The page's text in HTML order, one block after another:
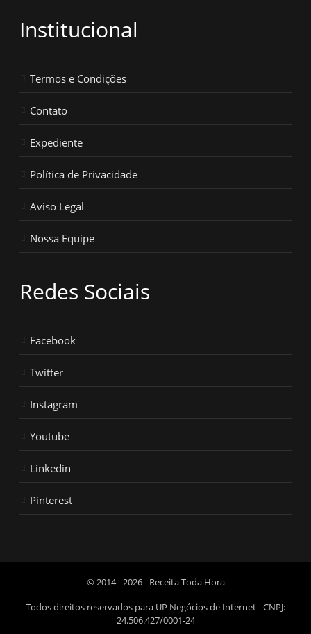
Institucional
Termos e Condições
Contato
Expediente
Política de Privacidade
Aviso Legal
Nossa Equipe
Redes Sociais
Facebook
Twitter
Instagram
Youtube
Linkedin
Pinterest
© 2014 - 2026 - Receita Toda Hora
Todos direitos reservados para UP Negócios de Internet - CNPJ:
24.506.427/0001-24